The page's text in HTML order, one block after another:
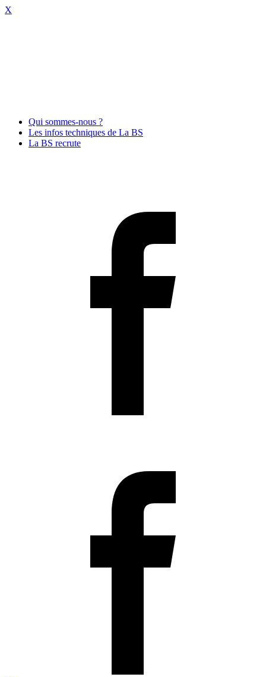
X
Qui sommes-nous ?
Les infos techniques de La BS
La BS recrute